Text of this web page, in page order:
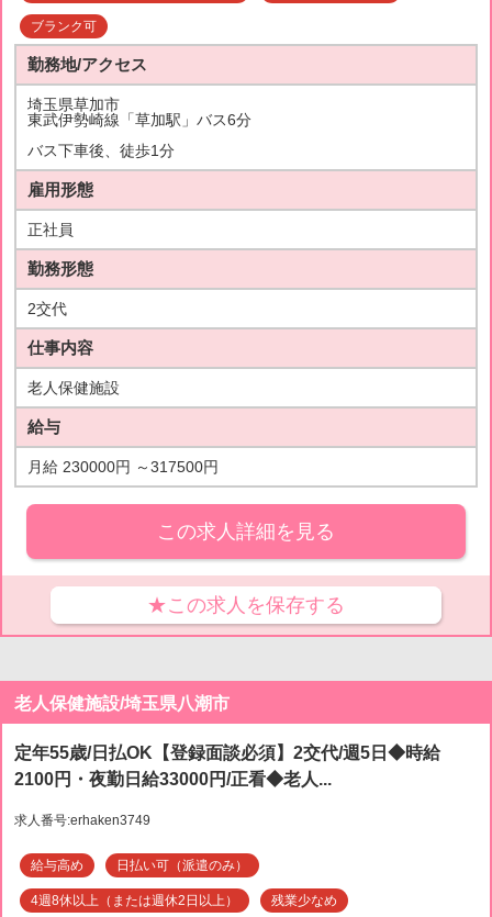
ブランク可
勤務地/アクセス
埼玉県草加市
東武伊勢崎線「草加駅」バス6分
バス下車後、徒歩1分
雇用形態
正社員
勤務形態
2交代
仕事内容
老人保健施設
給与
月給 230000円 ～317500円
この求人詳細を見る
★この求人を保存する
老人保健施設/埼玉県八潮市
定年55歳/日払OK【登録面談必須】2交代/週5日◆時給
2100円・夜勤日給33000円/正看◆老人...
求人番号:erhaken3749
給与高め 日払い可（派遣のみ）
4週8休以上（または週休2日以上） 残業少なめ